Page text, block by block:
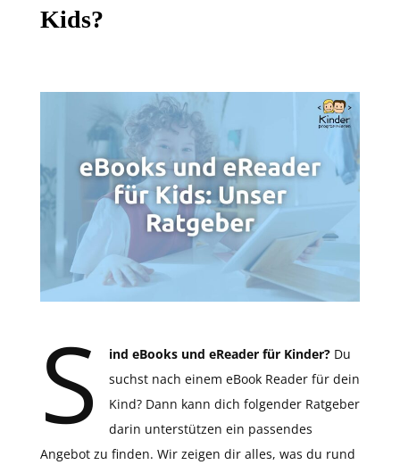
Kids?
S ind eBooks und eReader für Kinder?Du
suchst nach einem eBook Reader für dein
Kind? Dann kann dich folgender Ratgeber
darin unterstützen ein passendes
Angebot zu finden. Wir zeigen dir alles, was du rund